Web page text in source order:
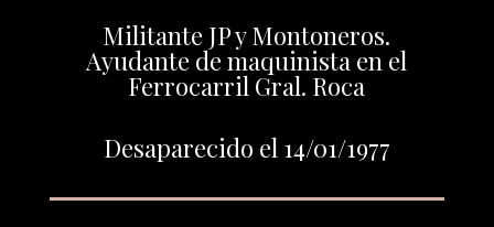
Militante JP y Montoneros.
Ayudante de maquinista en el
Ferrocarril Gral. Roca
Desaparecido el 14/01/1977